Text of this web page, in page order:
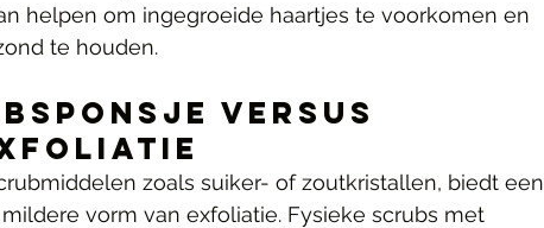
helpen om ingegroeide haartjes te voorkomen en
te houden.
versus
zoals suiker- of zoutkristallen, biedt een
vorm van exfoliatie. Fysieke scrubs met